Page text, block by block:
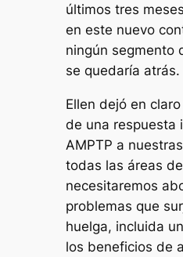
últimos tres
en este nuevo
ningún segmento
se quedaría atrás.
Ellen dejó en
de una respuesta
AMPTP a
todas las áreas
necesitaremos
problemas que
huelga, incluida
los beneficios de